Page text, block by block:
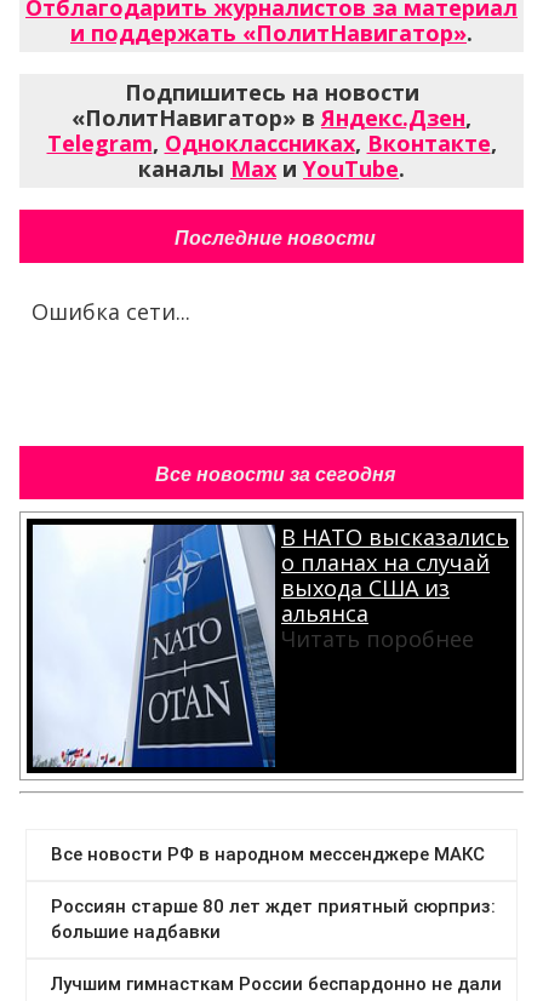
Отблагодарить журналистов за материал
и поддержать «ПолитНавигатор».
Подпишитесь на новости
«ПолитНавигатор» в Яндекс.Дзен,
Telegram, Одноклассниках, Вконтакте,
каналы Max и YouTube.
Последние новости
Ошибка сети...
Все новости за сегодня
В НАТО высказались
о планах на случай
выхода США из
альянса
Читать поробнее